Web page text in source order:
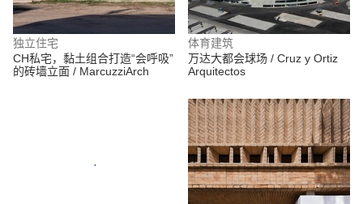
独立住宅
CH私宅，黏土组合打造“会呼吸”
的砖墙立面 / MarcuzziArch
体育建筑
万达大都会球场 / Cruz y Ortiz
Arquitectos